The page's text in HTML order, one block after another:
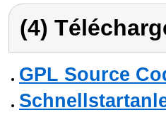
(4)
GPL Source